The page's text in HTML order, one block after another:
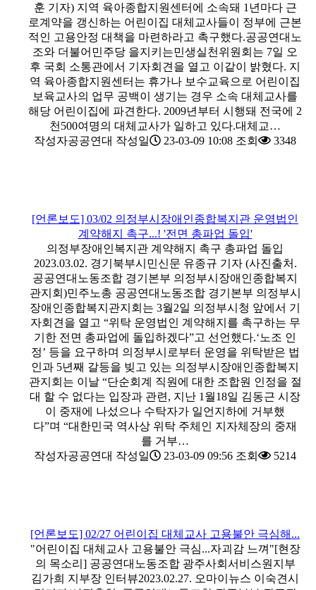
훈 기자) 지역 육아종합지원센터에 소속돼 1년마다 근
로계약을 갱신하는 어린이집 대체교사들이 정부에 근본
적인 고용안정 대책을 마련하라고 촉구했다.공공연대노
조와 더불어민주당 을지키는민생실천위원회는 7일 오
후 국회 소통관에서 기자회견을 열고 이같이 밝혔다. 지
역 육아종합지원센터는 휴가나 보수교육으로 어린이집
보육교사의 업무 공백이 생기는 경우 소속 대체교사를
해당 어린이집에 파견한다. 2009년부터 시행돼 전국에 2
천500여명의 대체교사가 일하고 있다.대체교…
작성자공공연대 작성일 23-03-09 10:08 조회 3348
[언론보도] 03/02 의정부시장애인종합복지관 운영법인
계약해지 촉구...! '전면 총파업 돌입'
의정부장애인복지관 계약해지 촉구 총파업 돌입
2023.03.02. 경기북부시민신문 유종규 기자 (사진출처.
공공연대노동조합 경기본부 의정부시장애인종합복지
관지회)민주노총 공공연대노동조합 경기본부 의정부시
장애인종합복지관지회는 3월2일 의정부시청 앞에서 기
자회견을 열고 “위탁 운영법인 계약해지를 촉구하는 무
기한 전면 총파업에 돌입하겠다”고 선언했다.‘노조 인
정’ 등을 요구하며 의정부시로부터 운영을 위탁받은 법
인과 5년째 갈등을 빚고 있는 의정부시장애인종합복지
관지회는 이날 “단순회계 직원에 대한 조합원 인정을 절
대 할 수 없다는 입장과 관련, 지난 1월18일 김동근 시장
이 중재에 나섰으나 수탁자가 일언지하에 거부했
다”며 “대한민국 역사상 위탁 주체인 지자체장의 중재
를 거부…
작성자공공연대 작성일 23-03-09 09:56 조회 5214
[언론보도] 02/27 어린이집 대체교사 고용불안 극심해...
"어린이집 대체교사 고용불안 극심...자괴감 느껴"[현장
의 목소리] 공공연대노동조합 광주사회서비스원지부
김가희 지부장 인터뷰2023.02.27. 오마이뉴스 이숙견시